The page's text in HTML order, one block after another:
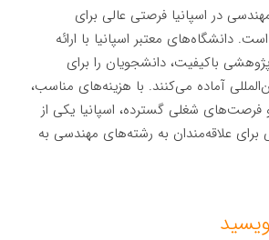
در اسپانیا فرصتی عالی برای
دانشگاه‌های معتبر اسپانیا با ارائه
باکیفیت، دانشجویان را برای
آماده می‌کنند. با هزینه‌های مناسب،
شغلی گسترده، اسپانیا یکی از
علاقه‌مندان به رشته‌های مهندسی به